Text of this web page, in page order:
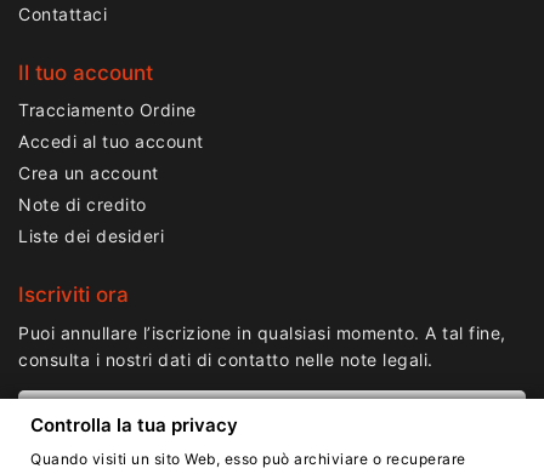
Contattaci
Il tuo account
Tracciamento Ordine
Accedi al tuo account
Crea un account
Note di credito
Liste dei desideri
Iscriviti ora
Puoi annullare l’iscrizione in qualsiasi momento. A tal fine,
consulta i nostri dati di contatto nelle note legali.
Controlla la tua privacy
Quando visiti un sito Web, esso può archiviare o recuperare